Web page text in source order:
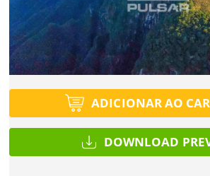
ADICIONAR AO
DOWNLOAD
Tipo de projeto
Selecione
Título do projeto
ENTRAR
ENTRAR
ENVIAR
Protegido por reCAPTCHA —
Tipo de projeto
Selecione
Utilização
Tamanho MR$ 114,00
Tamanho GR$ 171,00